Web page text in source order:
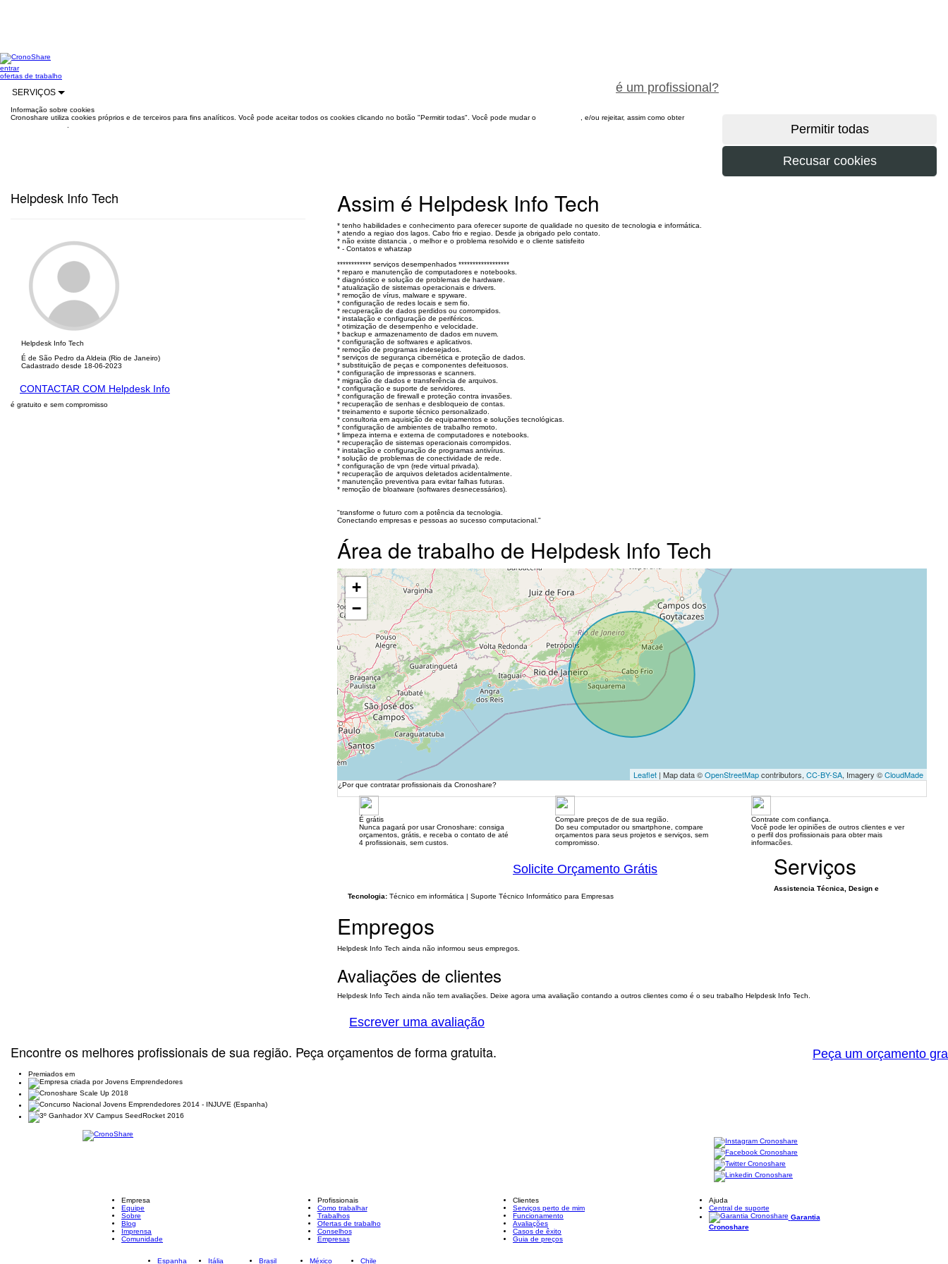
entrar
é um profissional?
ofertas de trabalho
SERVIÇOS
Informação sobre cookies
Cronoshare utiliza cookies próprios e de terceiros para fins analíticos. Você pode aceitar todos os cookies clicando no botão "Permitir todas". Você pode mudar o
, e/ou rejeitar, assim como obter
Helpdesk Info Tech
Helpdesk Info Tech
É de São Pedro da Aldeia (Rio de Janeiro)
Cadastrado desde 18-06-2023
CONTACTAR COM Helpdesk Info
é gratuito e sem compromisso
Assim é Helpdesk Info Tech
* tenho habilidades e conhecimento para oferecer suporte de qualidade no quesito de tecnologia e informática.
* atendo a regiao dos lagos. Cabo frio e regiao. Desde ja obrigado pelo contato.
* não existe distancia , o melhor e o problema resolvido e o cliente satisfeito
* - Contatos e whatzap
************ serviços desempenhados ******************
* reparo e manutenção de computadores e notebooks.
* diagnóstico e solução de problemas de hardware.
* atualização de sistemas operacionais e drivers.
* remoção de vírus, malware e spyware.
* configuração de redes locais e sem fio.
* recuperação de dados perdidos ou corrompidos.
* instalação e configuração de periféricos.
* otimização de desempenho e velocidade.
* backup e armazenamento de dados em nuvem.
* configuração de softwares e aplicativos.
* remoção de programas indesejados.
* serviços de segurança cibernética e proteção de dados.
* substituição de peças e componentes defeituosos.
* configuração de impressoras e scanners.
* migração de dados e transferência de arquivos.
* configuração e suporte de servidores.
* configuração de firewall e proteção contra invasões.
* recuperação de senhas e desbloqueio de contas.
* treinamento e suporte técnico personalizado.
* consultoria em aquisição de equipamentos e soluções tecnológicas.
* configuração de ambientes de trabalho remoto.
* limpeza interna e externa de computadores e notebooks.
* recuperação de sistemas operacionais corrompidos.
* instalação e configuração de programas antivírus.
* solução de problemas de conectividade de rede.
* configuração de vpn (rede virtual privada).
* recuperação de arquivos deletados acidentalmente.
* manutenção preventiva para evitar falhas futuras.
* remoção de bloatware (softwares desnecessários).
"transforme o futuro com a potência da tecnologia.
Conectando empresas e pessoas ao sucesso computacional."
Área de trabalho de Helpdesk Info Tech
+
−
Leaflet | Map data ©OpenStreetMapcontributors, CC-BY-SA, Imagery ©CloudMade
¿Por que contratar profissionais da Cronoshare?
É grátis
Nunca pagará por usar Cronoshare: consiga
orçamentos, grátis, e receba o contato de até
4 profissionais, sem custos.
Compare preços de de sua região.
Do seu computador ou smartphone, compare
orçamentos para seus projetos e serviços, sem
compromisso.
Contrate com confiança.
Você pode ler opiniões de outros clientes e ver
o perfil dos profissionais para obter mais
informacões.
Solicite Orçamento Grátis Serviços
Assistencia Técnica, Design e
Tecnologia: Técnico em informática | Suporte Técnico Informático para Empresas
Empregos
Helpdesk Info Tech ainda não informou seus empregos.
Avaliações de clientes
Helpdesk Info Tech ainda não tem avaliações. Deixe agora uma avaliação contando a outros clientes como é o seu trabalho Helpdesk Info Tech.
Escrever uma avaliação
Encontre os melhores profissionais de sua região. Peça orçamentos de forma gratuita. Peça um orçamento
Premiados em
Empresa
Equipe
Sobre
Blog
Imprensa
Comunidade
Profissionais
Como trabalhar
Trabalhos
Ofertas de trabalho
Conselhos
Empresas
Clientes
Serviços perto de mim
Funcionamento
Avaliações
Casos de êxito
Guia de preços
Ajuda
Central de suporte
Garantia
Cronoshare
Espanha Itália Brasil México Chile